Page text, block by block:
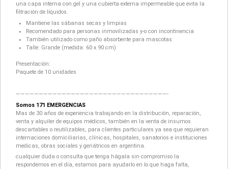
una capa interna con gel y una cubierta externa impermeable que evita la
filtración de líquidos.
Mantiene las sábanas secas y limpias
Recomendado para personas inmovilizadas y-o con incontinencia
También utilizado como paño absorbente para mascotas
Talle: Grande (medida: 60 x 90 cm)
Presentación:
Paquete de 10 unidades
—————————————————————————————————-
Somos 171 EMERGENCIAS
Mas de 30 años de experiencia trabajando en la distribución, reparación,
venta y alquiler de equipos médicos, también en la venta de insumos
descartables o reutilizables, para clientes particulares ya sea que requieran
internaciones domiciliarias, clínicas, hospitales, sanatorios e instituciones
medicas, obras sociales y geriátricos en argentina.
cualquier duda o consulta que tenga hágala sin compromiso la
respondemos en el día, estamos para ayudarlo en lo que haga falta,